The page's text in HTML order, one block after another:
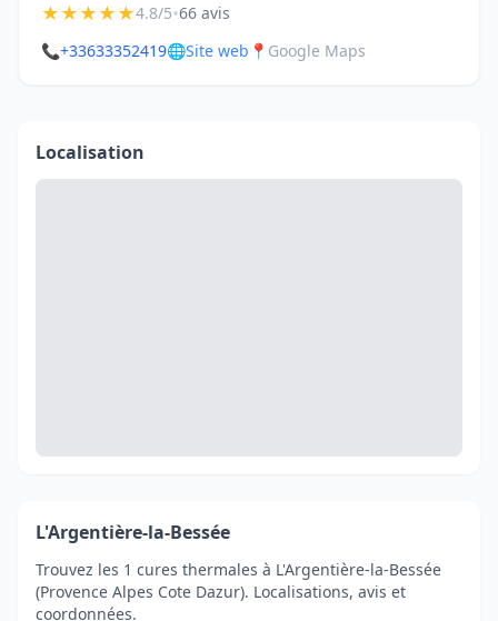
★★★★★4.8/5•66 avis
📞+33633352419🌐Site web 📍 Google Maps
Localisation
L'Argentière-la-Bessée
Trouvez les 1 cures thermales à L'Argentière-la-Bessée
(Provence Alpes Cote Dazur). Localisations, avis et
coordonnées.